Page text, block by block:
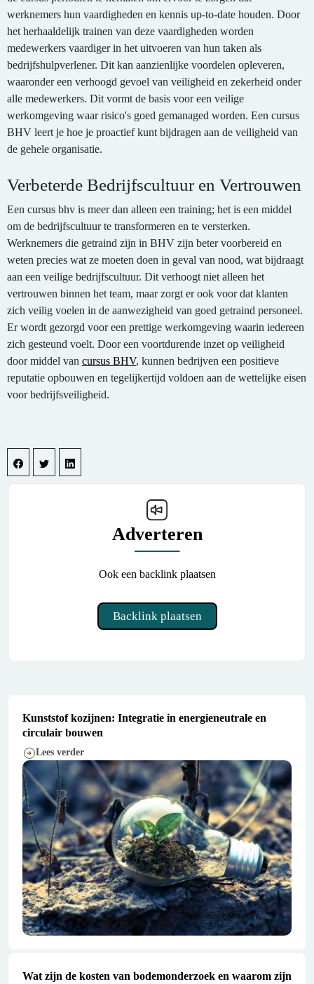
werknemers hun vaardigheden en kennis up-to-date houden. Door
het herhaaldelijk trainen van deze vaardigheden worden
medewerkers vaardiger in het uitvoeren van hun taken als
bedrijfshulpverlener. Dit kan aanzienlijke voordelen opleveren,
waaronder een verhoogd gevoel van veiligheid en zekerheid onder
alle medewerkers. Dit vormt de basis voor een veilige
werkomgeving waar risico's goed gemanaged worden. Een cursus
BHV leert je hoe je proactief kunt bijdragen aan de veiligheid van
de gehele organisatie.
Verbeterde Bedrijfscultuur en Vertrouwen
Een cursus bhv is meer dan alleen een training; het is een middel
om de bedrijfscultuur te transformeren en te versterken.
Werknemers die getraind zijn in BHV zijn beter voorbereid en
weten precies wat ze moeten doen in geval van nood, wat bijdraagt
aan een veilige bedrijfscultuur. Dit verhoogt niet alleen het
vertrouwen binnen het team, maar zorgt er ook voor dat klanten
zich veilig voelen in de aanwezigheid van goed getraind personeel.
Er wordt gezorgd voor een prettige werkomgeving waarin iedereen
zich gesteund voelt. Door een voortdurende inzet op veiligheid
door middel van cursus BHV, kunnen bedrijven een positieve
reputatie opbouwen en tegelijkertijd voldoen aan de wettelijke eisen
voor bedrijfsveiligheid.
Adverteren
Ook een backlink plaatsen
Backlink plaatsen
Kunststof kozijnen: Integratie in energieneutrale en
circulair bouwen
Lees verder
Wat zijn de kosten van bodemonderzoek en waarom zijn